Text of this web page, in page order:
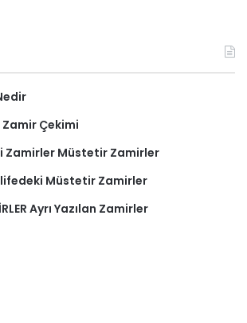
Çekimi
Zamirler Müstetir Zamirler
Müstetir Zamirler
Ayrı Yazılan Zamirler